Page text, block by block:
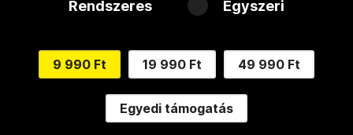
Rendszeres Egyszeri
9 990 Ft 19 990 Ft 49 990 Ft
Egyedi támogatás